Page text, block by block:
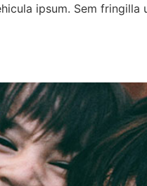
ipsum. Sem fringilla